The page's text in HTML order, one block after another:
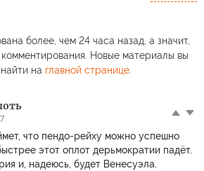
более, чем 24 часа назад, а значит,
Новые материалы вы
на главной странице.
что пендо-рейху можно успешно
этот оплот дерьмократии падёт.
и, надеюсь, будет Венесуэла.